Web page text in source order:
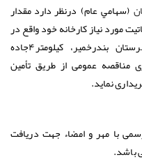
(سهامي عام) درنظر دارد مقدار
مورد نياز كارخانه خود واقع در
استان هرمزگان، شهرستان بندرخمیر، کیلومتر۴جاده
مناقصه عمومی از طريق تأمین
نمايد.
با مهر و امضاء جهت دریافت
باشد.